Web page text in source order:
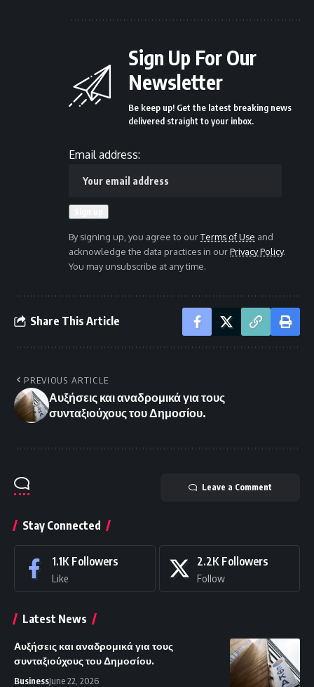
Sign Up For Our
Newsletter
Be keep up! Get the latest breaking news
delivered straight to your inbox.
Email address:
By signing up, you agree to ourTerms of Use and
acknowledge the data practices in ourPrivacy Policy.
You may unsubscribe at any time.
Share This Article
PREVIOUS ARTICLE
Αυξήσεις και αναδρομικά για τους
συνταξιούχους του Δημοσίου.
Leave a Comment
Stay Connected
1.1K Followers
Like
2.2K Followers
Follow
Latest News
Αυξήσεις και αναδρομικά για τους
συνταξιούχους του Δημοσίου.
BusinessJune 22, 2026